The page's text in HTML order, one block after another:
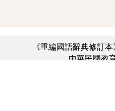
《重編國語辭典修訂
中華民國教